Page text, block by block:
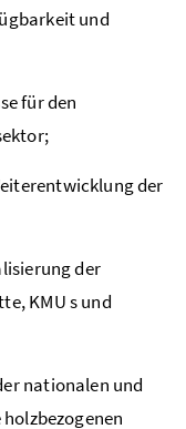
und
für den
der
der
KMU sund
nationalen und